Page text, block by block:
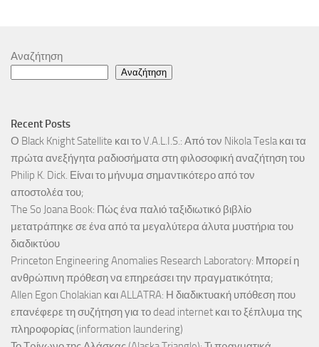
Αναζήτηση
Αναζήτηση
Recent Posts
Ο Black Knight Satellite και το V.A.L.I.S.: Από τον Nikola Tesla και τα
πρώτα ανεξήγητα ραδιοσήματα στη φιλοσοφική αναζήτηση του
Philip K. Dick. Είναι το μήνυμα σημαντικότερο από τον
αποστολέα του;
The So Joana Book: Πώς ένα παλιό ταξιδιωτικό βιβλίο
μετατράπηκε σε ένα από τα μεγαλύτερα άλυτα μυστήρια του
διαδικτύου
Princeton Engineering Anomalies Research Laboratory: Μπορεί η
ανθρώπινη πρόθεση να επηρεάσει την πραγματικότητα;
Allen Egon Cholakian και ALLATRA: Η διαδικτυακή υπόθεση που
επανέφερε τη συζήτηση για το dead internet και το ξέπλυμα της
πληροφορίας (information laundering)